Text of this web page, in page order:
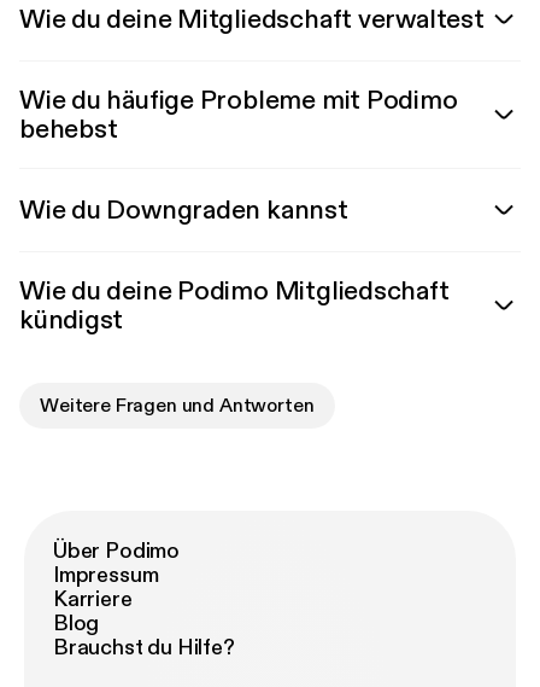
Wie du deine Mitgliedschaft verwaltest
Wie du häufige Probleme mit Podimo
behebst
Wie du Downgraden kannst
Wie du deine Podimo Mitgliedschaft
kündigst
Weitere Fragen und Antworten
Über Podimo
Impressum
Karriere
Blog
Brauchst du Hilfe?